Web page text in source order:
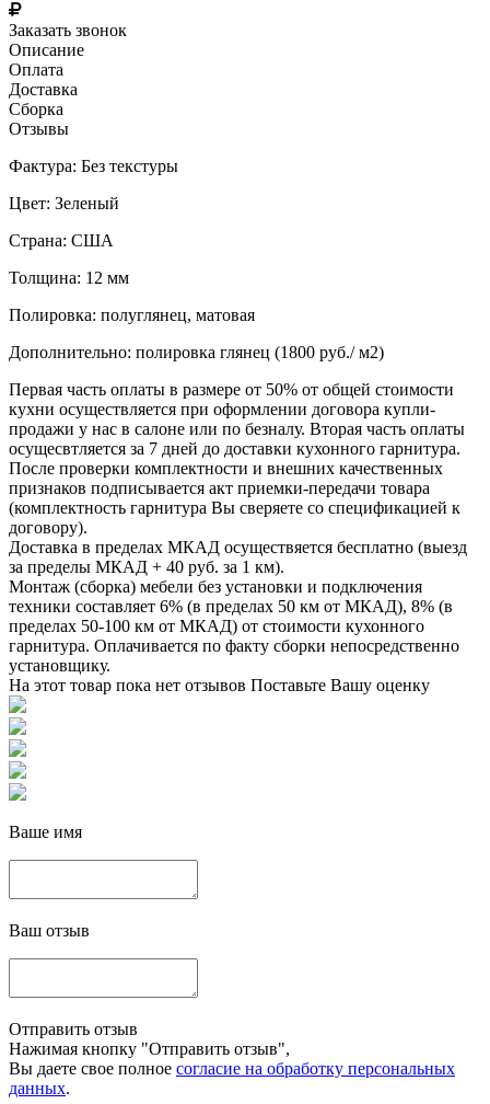
Заказать звонок
Описание
Оплата
Доставка
Сборка
Отзывы
Фактура: Без текстуры
Цвет: Зеленый
Страна: США
Толщина: 12 мм
Полировка: полуглянец, матовая
Дополнительно: полировка глянец (1800 руб./ м2)
Первая часть оплаты в размере от 50% от общей стоимости
кухни осуществляется при оформлении договора купли-
продажи у нас в салоне или по безналу. Вторая часть оплаты
осущесвтляется за 7 дней до доставки кухонного гарнитура.
После проверки комплектности и внешних качественных
признаков подписывается акт приемки-передачи товара
(комплектность гарнитура Вы сверяете со спецификацией к
договору).
Доставка в пределах МКАД осуществяется бесплатно (выезд
за пределы МКАД + 40 руб. за 1 км).
Монтаж (сборка) мебели без установки и подключения
техники составляет 6% (в пределах 50 км от МКАД), 8% (в
пределах 50-100 км от МКАД) от стоимости кухонного
гарнитура. Оплачивается по факту сборки непосредственно
установщику.
На этот товар пока нет отзывов Поставьте Вашу оценку
Ваше имя
Ваш отзыв
Отправить отзыв
Нажимая кнопку "Отправить отзыв",
Вы даете свое полное согласие на обработку персональных
данных.